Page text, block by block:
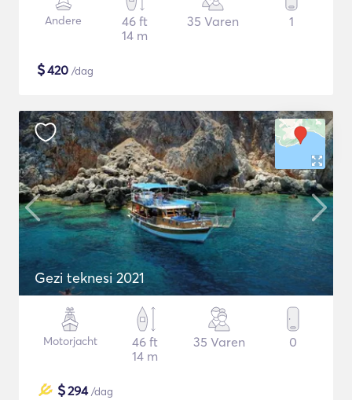
Andere
46 ft
14 m
35 Varen 1
$420 /dag
Gezi teknesi 2021
Motorjacht
46 ft
14 m
35 Varen 0
$294/dag